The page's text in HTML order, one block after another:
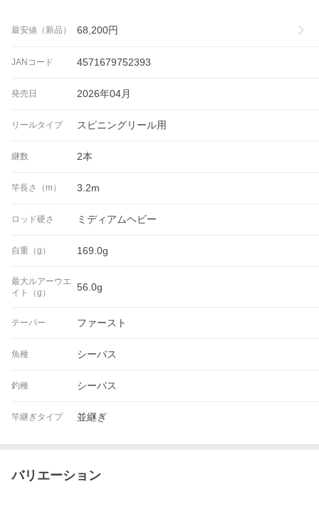
最安値（新品） 68,200円
JANコード 4571679752393
発売日 2026年04月
リールタイプ スピニングリール用
継数 2本
竿長さ（m） 3.2m
ロッド硬さ ミディアムヘビー
自重（g） 169.0g
最大ルアーウエ
イト（g）
56.0g
テーパー ファースト
魚種 シーバス
釣種 シーバス
竿継ぎタイプ 並継ぎ
バリエーション